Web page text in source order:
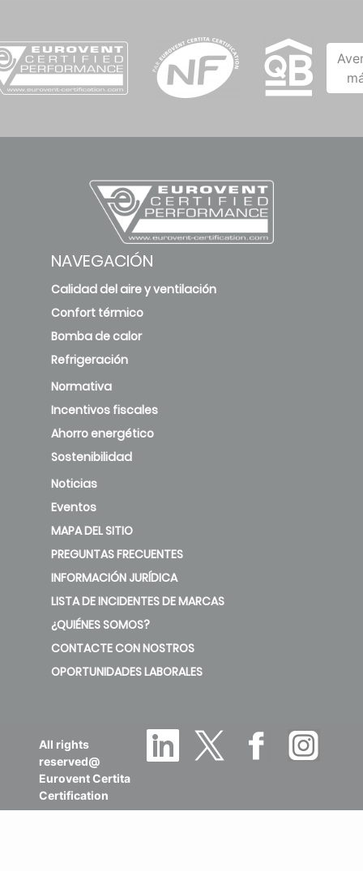
NAVEGACIÓN
Calidad del aire y ventilación
Confort térmico
Bomba de calor
Refrigeración
Normativa
Incentivos fiscales
Ahorro energético
Sostenibilidad
Noticias
Eventos
MAPA DEL SITIO
PREGUNTAS FRECUENTES
INFORMACIÓN JURÍDICA
LISTA DE INCIDENTES DE MARCAS
¿QUIÉNES SOMOS?
CONTACTE CON NOSTROS
OPORTUNIDADES LABORALES
All rights
reserved@
Eurovent Certita
Certification